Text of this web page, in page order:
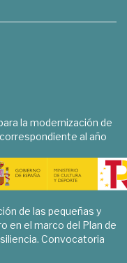
la modernización de
al año
de las pequeñas y
en el marco del Plan de
Convocatoria